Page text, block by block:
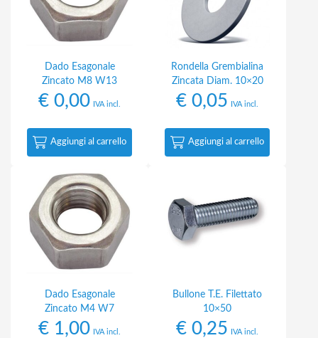
Dado Esagonale
Zincato M8 W13
€ 0,00 IVA incl.
Aggiungi al carrello
Rondella Grembialina
Zincata Diam. 10×20
€ 0,05 IVA incl.
Aggiungi al carrello
Dado Esagonale
Zincato M4 W7
€ 1,00 IVA incl.
Bullone T.E. Filettato
10×50
€ 0,25 IVA incl.